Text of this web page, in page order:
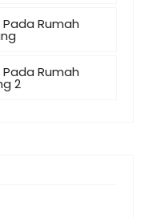
Rumah
Rumah
2